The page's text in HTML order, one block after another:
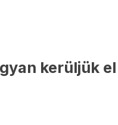
kerüljük